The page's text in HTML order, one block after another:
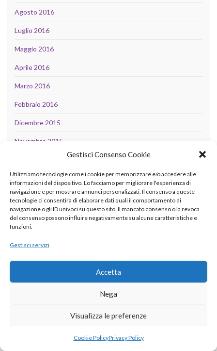
Gestisci Consenso Cookie
Utilizziamo tecnologie come i cookie per memorizzare e/o accedere alle
informazioni del dispositivo. Lo facciamo per migliorare l'esperienza di
navigazione e per mostrare annunci personalizzati. Il consenso a queste
tecnologie ci consentirà di elaborare dati quali il comportamento di
navigazione o gli ID univoci su questo sito. Il mancato consenso o la revoca
del consenso possono influire negativamente su alcune caratteristiche e
funzioni.
Gestisci servizi
Accetta
Nega
Visualizza le preferenze
Cookie PolicyPrivacy Policy
Agosto 2016
Luglio 2016
Maggio 2016
Aprile 2016
Marzo 2016
Febbraio 2016
Dicembre 2015
Novembre 2015
Settembre 2015
Agosto 2015
Luglio 2015